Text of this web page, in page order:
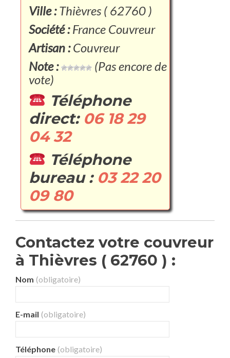
Ville :Thièvres ( 62760 )
Société :France Couvreur
Artisan :Couvreur
Note :
(Pas encore de
vote)
Téléphone
direct: 06 18 29
04 32
Téléphone
bureau : 03 22 20
09 80
Contactez votre couvreur
à Thièvres ( 62760 ) :
Nom (obligatoire)
E-mail (obligatoire)
Téléphone (obligatoire)